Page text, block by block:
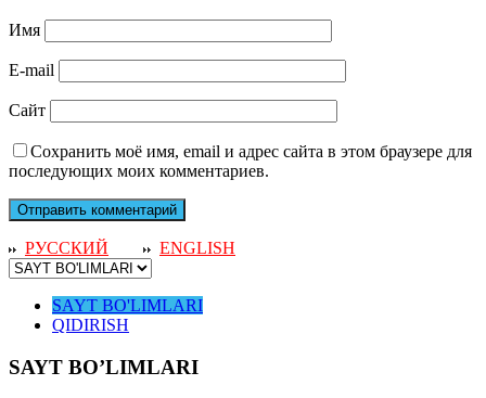
Имя
E-mail
Сайт
Сохранить моё имя, email и адрес сайта в этом браузере для
последующих моих комментариев.
РУССКИЙ ENGLISH
SAYT BO'LIMLARI
QIDIRISH
SAYT BO’LIMLARI